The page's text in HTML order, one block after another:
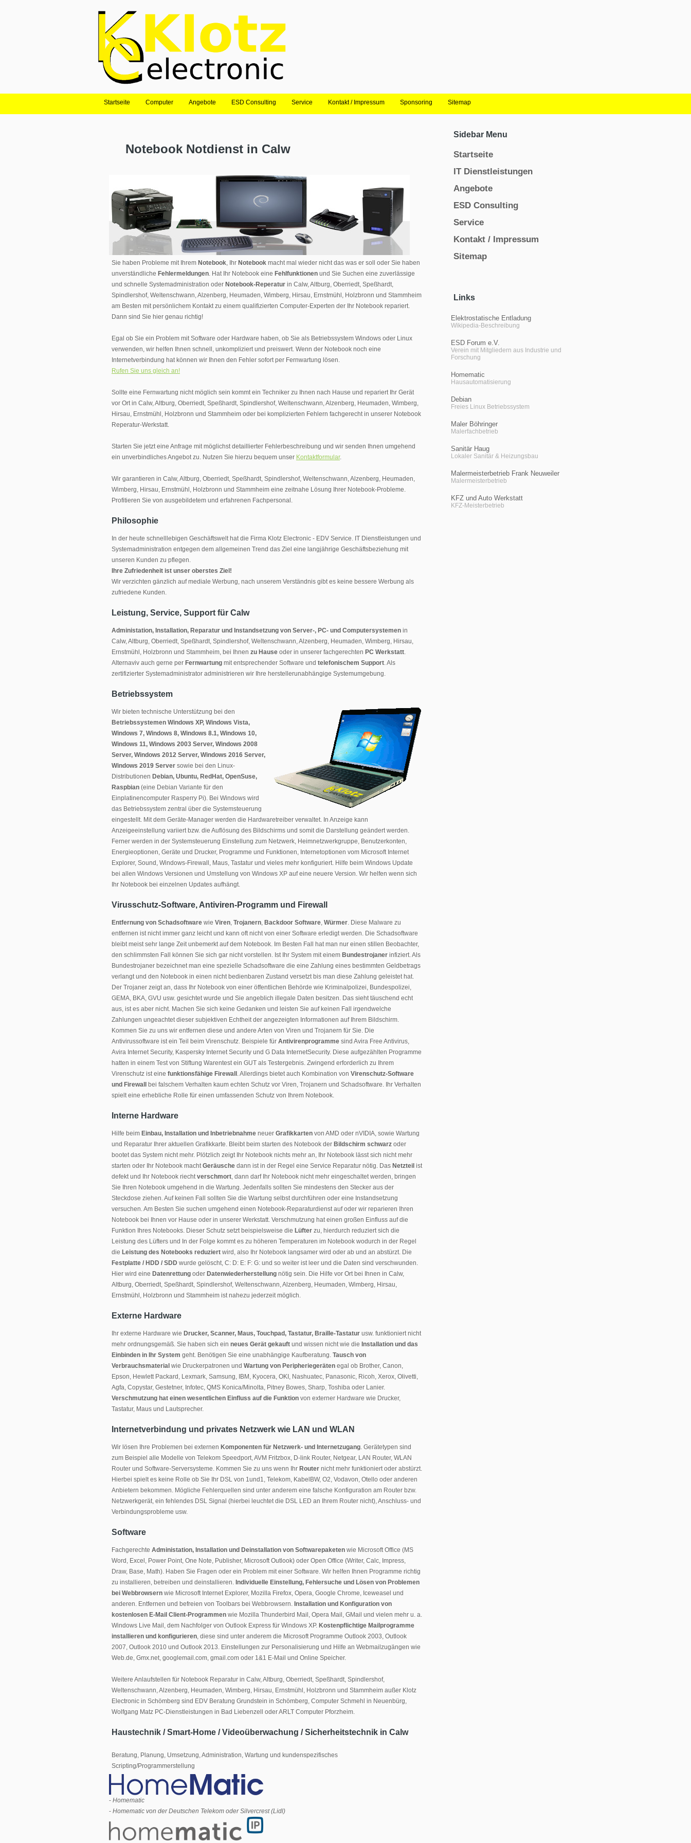
Startseite Computer Angebote ESD Consulting Service Kontakt / Impressum Sponsoring Sitemap
Notebook Notdienst in Calw
Sie haben Probleme mit Ihrem Notebook, Ihr Notebook macht mal wieder nicht das was er soll oder Sie haben
unverständliche Fehlermeldungen. Hat Ihr Notebook eine Fehlfunktionen und Sie Suchen eine zuverlässige
und schnelle Systemadministration oder Notebook-Reperatur in Calw, Altburg, Oberriedt, Speßhardt,
Spindlershof, Weltenschwann, Alzenberg, Heumaden, Wimberg, Hirsau, Ernstmühl, Holzbronn und Stammheim
am Besten mit persönlichem Kontakt zu einem qualifizierten Computer-Experten der Ihr Notebook repariert.
Dann sind Sie hier genau richtig!
Egal ob Sie ein Problem mit Software oder Hardware haben, ob Sie als Betriebssystem Windows oder Linux
verwenden, wir helfen Ihnen schnell, unkompliziert und preiswert. Wenn der Notebook noch eine
Internetverbindung hat können wir Ihnen den Fehler sofort per Fernwartung lösen.
Rufen Sie uns gleich an!
Sollte eine Fernwartung nicht möglich sein kommt ein Techniker zu Ihnen nach Hause und repariert Ihr Gerät
vor Ort in Calw, Altburg, Oberriedt, Speßhardt, Spindlershof, Weltenschwann, Alzenberg, Heumaden, Wimberg,
Hirsau, Ernstmühl, Holzbronn und Stammheim oder bei komplizierten Fehlern fachgerecht in unserer Notebook
Reperatur-Werkstatt.
Starten Sie jetzt eine Anfrage mit möglichst detaillierter Fehlerbeschreibung und wir senden Ihnen umgehend
ein unverbindliches Angebot zu. Nutzen Sie hierzu bequem unser Kontaktformular.
Wir garantieren in Calw, Altburg, Oberriedt, Speßhardt, Spindlershof, Weltenschwann, Alzenberg, Heumaden,
Wimberg, Hirsau, Ernstmühl, Holzbronn und Stammheim eine zeitnahe Lösung Ihrer Notebook-Probleme.
Profitieren Sie von ausgebildetem und erfahrenen Fachpersonal.
Philosophie
In der heute schnelllebigen Geschäftswelt hat die Firma Klotz Electronic - EDV Service. IT Dienstleistungen und
Systemadministration entgegen dem allgemeinen Trend das Ziel eine langjährige Geschäftsbeziehung mit
unseren Kunden zu pflegen.
Ihre Zufriedenheit ist unser oberstes Ziel!
Wir verzichten gänzlich auf mediale Werbung, nach unserem Verständnis gibt es keine bessere Werbung als
zufriedene Kunden.
Leistung, Service, Support für Calw
Administation, Installation, Reparatur und Instandsetzung von Server-, PC- und Computersystemen in
Calw, Altburg, Oberriedt, Speßhardt, Spindlershof, Weltenschwann, Alzenberg, Heumaden, Wimberg, Hirsau,
Ernstmühl, Holzbronn und Stammheim, bei Ihnen zu Hause oder in unserer fachgerechten PC Werkstatt.
Alternaviv auch gerne per Fernwartung mit entsprechender Software und telefonischem Support. Als
zertifizierter Systemadministrator administrieren wir Ihre herstellerunabhängige Systemumgebung.
Betriebssystem
Wir bieten technische Unterstützung bei den
Betriebssystemen Windows XP, Windows Vista,
Windows 7, Windows 8, Windows 8.1, Windows 10,
Windows 11, Windows 2003 Server, Windows 2008
Server, Windows 2012 Server, Windows 2016 Server,
Windows 2019 Server sowie bei den Linux-
Distributionen Debian, Ubuntu, RedHat, OpenSuse,
Raspbian (eine Debian Variante für den
Einplatinencomputer Rasperry Pi). Bei Windows wird
das Betriebssystem zentral über die Systemsteuerung
eingestellt. Mit dem Geräte-Manager werden die Hardwaretreiber verwaltet. In Anzeige kann
Anzeigeeinstellung variiert bzw. die Auflösung des Bildschirms und somit die Darstellung geändert werden.
Ferner werden in der Systemsteuerung Einstellung zum Netzwerk, Heimnetzwerkgruppe, Benutzerkonten,
Energieoptionen, Geräte und Drucker, Programme und Funktionen, Internetoptionen vom Microsoft Internet
Explorer, Sound, Windows-Firewall, Maus, Tastatur und vieles mehr konfiguriert. Hilfe beim Windows Update
bei allen Windows Versionen und Umstellung von Windows XP auf eine neuere Version. Wir helfen wenn sich
Ihr Notebook bei einzelnen Updates aufhängt.
Virusschutz-Software, Antiviren-Programm und Firewall
Entfernung von Schadsoftware wie Viren, Trojanern, Backdoor Software, Würmer. Diese Malware zu
entfernen ist nicht immer ganz leicht und kann oft nicht von einer Software erledigt werden. Die Schadsoftware
bleibt meist sehr lange Zeit unbemerkt auf dem Notebook. Im Besten Fall hat man nur einen stillen Beobachter,
den schlimmsten Fall können Sie sich gar nicht vorstellen. Ist Ihr System mit einem Bundestrojaner infiziert. Als
Bundestrojaner bezeichnet man eine spezielle Schadsoftware die eine Zahlung eines bestimmten Geldbetrags
verlangt und den Notebook in einen nicht bedienbaren Zustand versetzt bis man diese Zahlung geleistet hat.
Der Trojaner zeigt an, dass Ihr Notebook von einer öffentlichen Behörde wie Kriminalpolizei, Bundespolizei,
GEMA, BKA, GVU usw. gesichtet wurde und Sie angeblich illegale Daten besitzen. Das sieht täuschend echt
aus, ist es aber nicht. Machen Sie sich keine Gedanken und leisten Sie auf keinen Fall irgendwelche
Zahlungen ungeachtet dieser subjektiven Echtheit der angezeigten Informationen auf Ihrem Bildschirm.
Kommen Sie zu uns wir entfernen diese und andere Arten von Viren und Trojanern für Sie. Die
Antivirussoftware ist ein Teil beim Virenschutz. Beispiele für Antivirenprogramme sind Avira Free Antivirus,
Avira Internet Security, Kaspersky Internet Security und G Data InternetSecurity. Diese aufgezählten Programme
hatten in einem Test von Stiftung Warentest ein GUT als Testergebnis. Zwingend erforderlich zu Ihrem
Virenschutz ist eine funktionsfähige Firewall . Allerdings bietet auch Kombination von Virenschutz-Software
und Firewall
bei falschem Verhalten kaum echten Schutz vor Viren, Trojanern und Schadsoftware. Ihr Verhalten
spielt eine erhebliche Rolle für einen umfassenden Schutz von Ihrem Notebook.
Interne Hardware
Hilfe beim Einbau, Installation und Inbetriebnahme neuer Grafikkarten von AMD oder nVIDIA, sowie Wartung
und Reparatur Ihrer aktuellen Grafikkarte. Bleibt beim starten des Notebook der Bildschirm schwarz oder
bootet das System nicht mehr. Plötzlich zeigt Ihr Notebook nichts mehr an, Ihr Notebook lässt sich nicht mehr
starten oder Ihr Notebook machtGeräusche dann ist in der Regel eine Service Reparatur nötig. Das Netzteil ist
defekt und Ihr Notebook riechtverschmort, dann darf Ihr Notebook nicht mehr eingeschaltet werden, bringen
Sie Ihren Notebook umgehend in die Wartung. Jedenfalls sollten Sie mindestens den Stecker aus der
Steckdose ziehen. Auf keinen Fall sollten Sie die Wartung selbst durchführen oder eine Instandsetzung
versuchen. Am Besten Sie suchen umgehend einen Notebook-Reparaturdienst auf oder wir reparieren Ihren
Notebook bei Ihnen vor Hause oder in unserer Werkstatt. Verschmutzung hat einen großen Einfluss auf die
Funktion Ihres Notebooks. Dieser Schutz setzt beispielsweise die Lüfter zu, hierdurch reduziert sich die
Leistung des Lüfters und In der Folge kommt es zu höheren Temperaturen im Notebook wodurch in der Regel
die Leistung des Notebooks reduziert wird, also Ihr Notebook langsamer wird oder ab und an abstürzt. Die
Festplatte / HDD / SDD wurde gelöscht, C: D: E: F: G: und so weiter ist leer und die Daten sind verschwunden.
Hier wird eine Datenrettung oder Datenwiederherstellung nötig sein. Die Hilfe vor Ort bei Ihnen in Calw,
Altburg, Oberriedt, Speßhardt, Spindlershof, Weltenschwann, Alzenberg, Heumaden, Wimberg, Hirsau,
Ernstmühl, Holzbronn und Stammheim ist nahezu jederzeit möglich.
Externe Hardware
Ihr externe Hardware wie Drucker, Scanner, Maus, Touchpad, Tastatur, Braille-Tastatur usw. funktioniert nicht
mehr ordnungsgemäß. Sie haben sich ein neues Gerät gekauft und wissen nicht wie die Installation und das
Einbinden in Ihr System geht. Benötigen Sie eine unabhängige Kaufberatung. Tausch von
Verbrauchsmaterial wie Druckerpatronen und Wartung von Peripheriegeräten egal ob Brother, Canon,
Epson, Hewlett Packard, Lexmark, Samsung, IBM, Kyocera, OKI, Nashuatec, Panasonic, Ricoh, Xerox, Olivetti,
Agfa, Copystar, Gestetner, Infotec, QMS Konica/Minolta, Pitney Bowes, Sharp, Toshiba oder Lanier.
Verschmutzung hat einen wesentlichen Einfluss auf die Funktion von externer Hardware wie Drucker,
Tastatur, Maus und Lautsprecher.
Internetverbindung und privates Netzwerk wie LAN und WLAN
Wir lösen Ihre Problemen bei externen Komponenten für Netzwerk- und Internetzugang. Gerätetypen sind
zum Beispiel alle Modelle von Telekom Speedport, AVM Fritzbox, D-link Router, Netgear, LAN Router, WLAN
Router und Software-Serversysteme. Kommen Sie zu uns wenn Ihr Router nicht mehr funktioniert oder abstürzt.
Hierbei spielt es keine Rolle ob Sie Ihr DSL von 1und1, Telekom, KabelBW, O2, Vodavon, Otello oder anderen
Anbietern bekommen. Mögliche Fehlerquellen sind unter anderem eine falsche Konfiguration am Router bzw.
Netzwerkgerät, ein fehlendes DSL Signal (hierbei leuchtet die DSL LED an Ihrem Router nicht), Anschluss- und
Verbindungsprobleme usw.
Software
Fachgerechte Administation, Installation und Deinstallation von Softwarepaketen wie Microsoft Office (MS
Word, Excel, Power Point, One Note, Publisher, Microsoft Outlook) oder Open Office (Writer, Calc, Impress,
Draw, Base, Math). Haben Sie Fragen oder ein Problem mit einer Software. Wir helfen Ihnen Programme richtig
zu installieren, betreiben und deinstallieren. Individuelle Einstellung, Fehlersuche und Lösen von Problemen
bei Webbrowsern wie Microsoft Internet Explorer, Mozilla Firefox, Opera, Google Chrome, Iceweasel und
anderen. Entfernen und befreien von Toolbars bei Webbrowsern. Installation und Konfiguration von
kostenlosen E-Mail Client-Programmen wie Mozilla Thunderbird Mail, Opera Mail, GMail und vielen mehr u. a.
Windows Live Mail, dem Nachfolger von Outlook Express für Windows XP. Kostenpflichtige Mailprogramme
installieren und konfigurieren, diese sind unter anderem die Microsoft Programme Outlook 2003, Outlook
2007, Outlook 2010 und Outlook 2013. Einstellungen zur Personalisierung und Hilfe an Webmailzugängen wie
Web.de, Gmx.net, googlemail.com, gmail.com oder 1&1 E-Mail und Online Speicher.
Weitere Anlaufstellen für Notebook Reparatur in Calw, Altburg, Oberriedt, Speßhardt, Spindlershof,
Weltenschwann, Alzenberg, Heumaden, Wimberg, Hirsau, Ernstmühl, Holzbronn und Stammheim außer Klotz
Electronic in Schömberg sind EDV Beratung Grundstein in Schömberg, Computer Schmehl in Neuenbürg,
Wolfgang Matz PC-Dienstleistungen in Bad Liebenzell oder ARLT Computer Pforzheim.
Haustechnik / Smart-Home / Videoüberwachung / Sicherheitstechnik in Calw
Beratung, Planung, Umsetzung, Administration, Wartung und kundenspezifisches
Scripting/Programmerstellung
- Homematic
- Homematic von der Deutschen Telekom oder Silvercrest (Lidl)
Sidebar Menu
Startseite
IT Dienstleistungen
Angebote
ESD Consulting
Service
Kontakt / Impressum
Sitemap
Links
Elektrostatische Entladung
Wikipedia-Beschreibung
ESD Forum e.V.
Verein mit Mitgliedern aus Industrie und
Forschung
Homematic
Hausautomatisierung
Debian
Freies Linux Betriebssystem
Maler Böhringer
Malerfachbetrieb
Sanitär Haug
Lokaler Sanitär & Heizungsbau
Malermeisterbetrieb Frank Neuweiler
Malermeisterbetrieb
KFZ und Auto Werkstatt
KFZ-Meisterbetrieb